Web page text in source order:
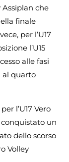
Assiplan che
finale
per l’U17
l’U15
alle fasi
al quarto
l’U17 Vero
conquistato un
dello scorso
Volley